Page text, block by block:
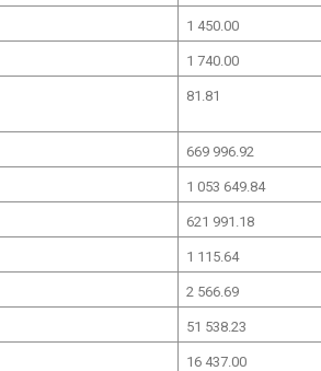
1 450.00
1 740.00
81.81
669 996.92
1 053 649.84
621 991.18
1 115.64
2 566.69
51 538.23
16 437.00